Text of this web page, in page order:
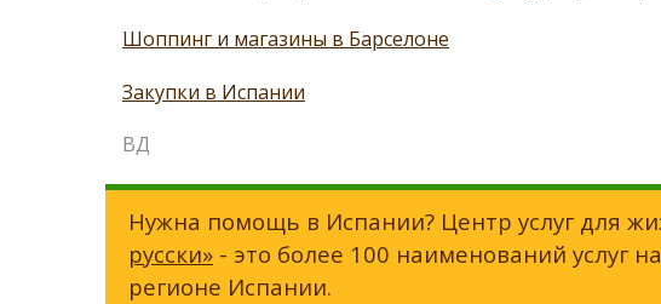
Шоппинг и магазины в Барселоне
Закупки в Испании
ВД
Нужна помощь в Испании? Центр услуг для
русски» - это более 100 наименований услуг
регионе Испании.